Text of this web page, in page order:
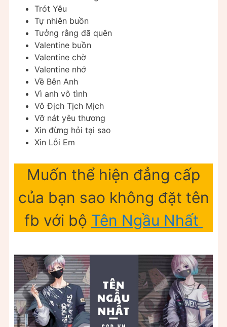
Trót Yêu
Tự nhiên buồn
Tưởng rằng đã quên
Valentine buồn
Valentine chờ
Valentine nhớ
Về Bên Anh
Vì anh vô tình
Vô Địch Tịch Mịch
Vỡ nát yêu thương
Xin đừng hỏi tại sao
Xin Lỗi Em
Muốn thể hiện đẳng cấp
của bạn sao không đặt tên
fb với bộ Tên Ngầu Nhất